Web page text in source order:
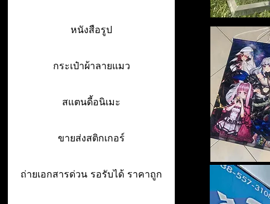
หนังสือรูป
กระเป๋าผ้าลายแมว
สแตนดี้อนิเมะ
ขายส่งสติกเกอร์
ถ่ายเอกสารด่วน รอรับได้ ราคาถูก